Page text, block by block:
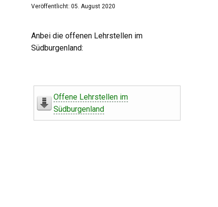
Veröffentlicht: 05. August 2020
Anbei die offenen Lehrstellen im
Südburgenland:
Offene Lehrstellen im
Südburgenland